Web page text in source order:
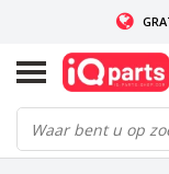
INDIEN